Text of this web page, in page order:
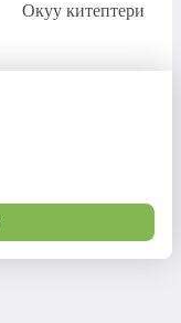
Окуу китептери